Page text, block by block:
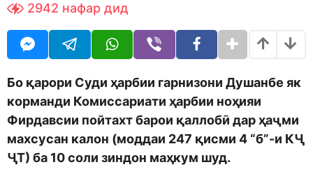
S
h
d
o
e
g
o
2942 нафар дид
Бо қарори Суди ҳарбии гарнизони Душанбе як
корманди Комиссариати ҳарбии ноҳияи
Фирдавсии пойтахт барои қаллобӣ дар ҳаҷми
махсусан калон (моддаи 247 қисми 4 “б”-и КҶ
ҶТ) ба 10 соли зиндон маҳкум шуд.